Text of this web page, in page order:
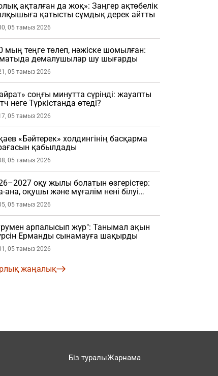
ақталған да жоқ»: Заңгер ақтөбелік
қатысты сұмдық дерек айтты
05 тамыз 2026
мың теңге төлеп, нәжіске шомылған:
демалушылар шу шығарды
05 тамыз 2026
соңғы минутта сүрінді: жауапты
неге Түркістанда өтеді?
05 тамыз 2026
«Бәйтерек» холдингінің басқарма
қабылдады
05 тамыз 2026
оқу жылы болатын өзгерістер:
ана, оқушы және мұғалім нені білуі
05 тамыз 2026
арпалысып жүр": Танымал ақын
Ерманды сынамауға шақырды
05 тамыз 2026
жаңалық
Біз туралыЖарнама